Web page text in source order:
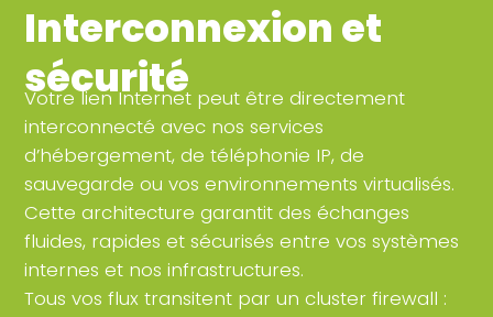
Interconnexion et
sécurité
Votre lien Internet peut être directement
interconnecté avec nos services
d’hébergement, de téléphonie IP, de
sauvegarde ou vos environnements virtualisés.
Cette architecture garantit des échanges
fluides, rapides et sécurisés entre vos systèmes
internes et nos infrastructures.
Tous vos flux transitent par un cluster firewall :